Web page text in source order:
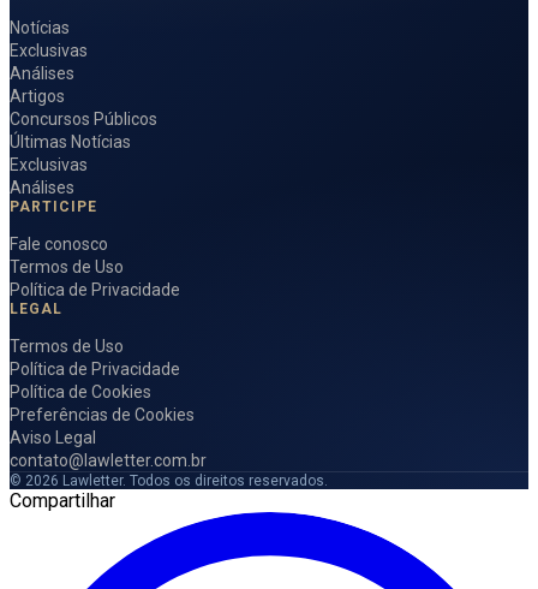
Notícias
Exclusivas
Análises
Artigos
Concursos Públicos
Últimas Notícias
Exclusivas
Análises
PARTICIPE
Fale conosco
Termos de Uso
Política de Privacidade
LEGAL
Termos de Uso
Política de Privacidade
Política de Cookies
Preferências de Cookies
Aviso Legal
contato@lawletter.com.br
© 2026 Lawletter. Todos os direitos reservados.
Compartilhar